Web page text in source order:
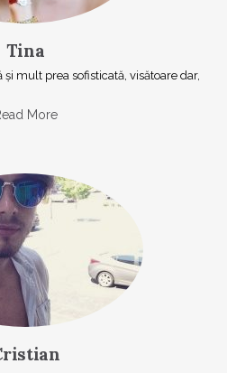
Tina
mult prea sofisticată, visătoare dar,
More